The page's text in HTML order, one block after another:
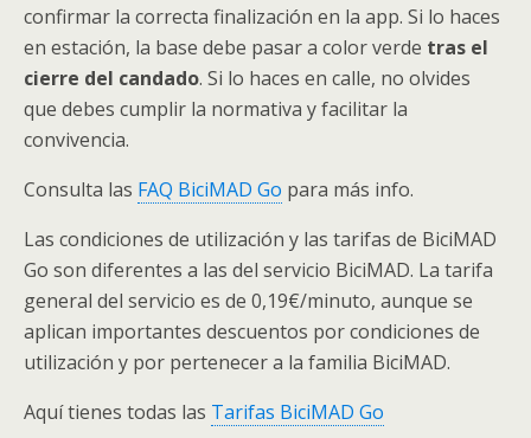
confirmar la correcta finalización en la app. Si lo haces
en estación, la base debe pasar a color verde tras el
cierre del candado. Si lo haces en calle, no olvides
que debes cumplir la normativa y facilitar la
convivencia.
Consulta las FAQ BiciMAD Go para más info.
Las condiciones de utilización y las tarifas de BiciMAD
Go son diferentes a las del servicio BiciMAD. La tarifa
general del servicio es de 0,19€/minuto, aunque se
aplican importantes descuentos por condiciones de
utilización y por pertenecer a la familia BiciMAD.
Aquí tienes todas las Tarifas BiciMAD Go